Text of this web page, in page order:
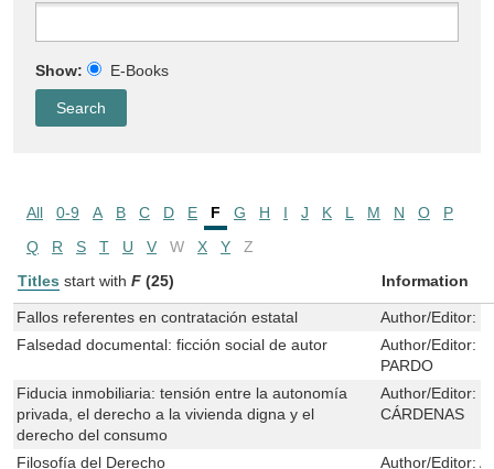
Show: E-Books
All 0-9 A B C D E F G H I J K L M N O
P
Q
R S T U V W X Y
Z
Titles start with F (25) Information
Fallos referentes en contratación estatal Author/Editor:
Falsedad documental: ficción social de autor
Author/Editor:
PARDO
Fiducia inmobiliaria: tensión entre la autonomía
privada, el derecho a la vivienda digna y el
derecho del consumo
Author/Editor:
CÁRDENAS
Filosofía del Derecho Author/Editor: